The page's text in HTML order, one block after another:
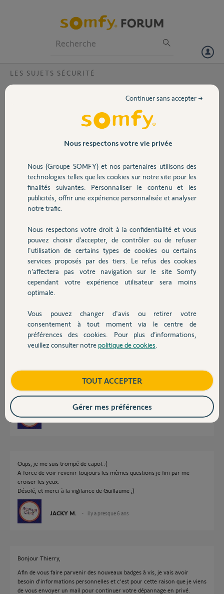
Volet
Sécurité
Domotique
Chauffage
Autres produits
Devis avec un pro
Contact
LES SUJETS SÉCURITÉ
Capot Badge Somfy Alarm
Suite à l achat d un kit home alarm debut 2020,les 2 capots de mes
Comment résoudre ce problème qui semble récurrent d après le
Merci d avance
Thierry F.
il y a presque 6 ans
Participer au fil de discussion
Réponses
Bonjour Thierry
Le problème vous parait récurent car seul les personnes ayant ce
pourcentage est minime.
Pour ouvrir le capot d'un Intellitag sans endommager les pattes il faut
presser fortement sur le coté du capot et le faire basculer.
Si vous avez ouvert en passant l'ongle entre le capot et le boitier vous
avez une chance sur deux de l'endommager.
parvenir de nouveaux capots qu'il faudra repositionner en insérant
d'abord le pattes d'un coté et refermer le capot tout en exerçant une
force.
JACKY M. il y a presque 6 ans
Oups, je me suis trompé de capot :(
A force de voir revenir toujours les mêmes questions je fini par me
croiser les yeux.
Désolé, et merci à la vigilance de Guillaume ;)
JACKY M. il y a presque 6 ans
Bonjour Thierry,
Afin de vous faire parvenir des nouveaux badges à vis, je vais avoir
besoin d'informations personnelles et c'est pour cette raison que je viens
de vous envoyer un mail pour continuer votre dépannage en privé.
Nous respectons votre vie privée
Nous (Groupe SOMFY) et nos partenaires utilisons des
technologies telles que les cookies sur notre site pour les
finalités suivantes: Personnaliser le contenu et les
publicités, offrir une expérience personnalisée et analyser
notre trafic.
Nous respectons votre droit à la confidentialité et vous
pouvez choisir d’accepter, de contrôler ou de refuser
l'utilisation de certains types de cookies ou certains
services proposés par des tiers. Le refus des cookies
n’affectera pas votre navigation sur le site Somfy
cependant votre expérience utilisateur sera moins
optimale.
Vous pouvez changer d'avis ou retirer votre
consentement à tout moment via le centre de
préférences des cookies. Pour plus d’informations,
veuillez consulter notre politique de cookies
Continuer sans accepter →
TOUT ACCEPTER
Gérer mes préférences